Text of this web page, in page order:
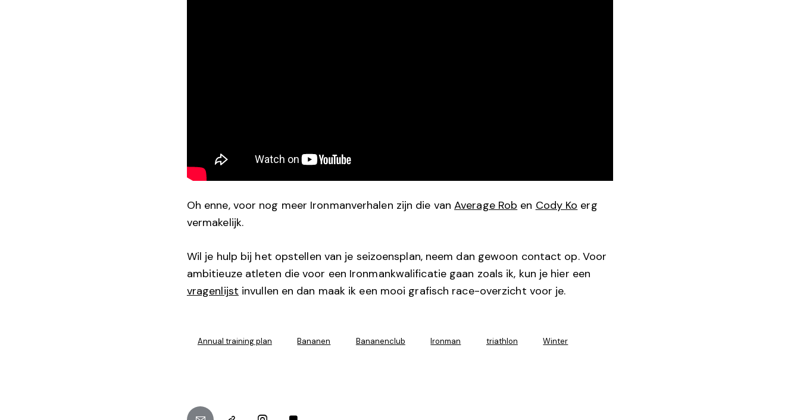
Oh enne, voor nog meer Ironmanverhalen zijn die vanAverage Rob en Cody Ko erg
vermakelijk.
Wil je hulp bij het opstellen van je seizoensplan, neem dan gewoon contact op. Voor
ambitieuze atleten die voor een Ironmankwalificatie gaan zoals ik, kun je hier een
vragenlijst invullen en dan maak ik een mooi grafisch race-overzicht voor je.
Annual training plan Bananen Bananenclub Ironman triathlon Winter